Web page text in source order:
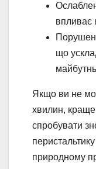
впливає
що
Якщо ви не
хвилин, краще
спробувати
природному